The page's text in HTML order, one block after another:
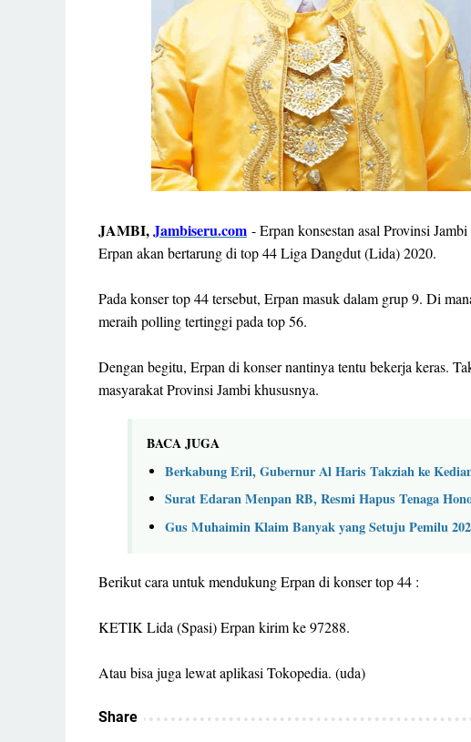
JAMBI,Jambiseru.com - Erpan konsestan asal Provinsi
Erpan akan bertarung di top 44 Liga Dangdut (Lida) 2020.
Pada konser top 44 tersebut, Erpan masuk dalam grup 9. Di
meraih polling tertinggi pada top 56.
Dengan begitu, Erpan di konser nantinya tentu bekerja keras.
masyarakat Provinsi Jambi khususnya.
BACA JUGA
Berkabung Eril, Gubernur Al Haris Takziah ke
Surat Edaran Menpan RB, Resmi Hapus Tenaga
Gus Muhaimin Klaim Banyak yang Setuju Pemilu
Berikut cara untuk mendukung Erpan di konser top 44 :
KETIK Lida (Spasi) Erpan kirim ke 97288.
Atau bisa juga lewat aplikasi Tokopedia. (uda)
Share